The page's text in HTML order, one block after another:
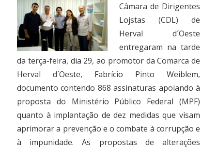
Câmara de Dirigentes
Lojstas (CDL) de
Herval d´Oeste
entregaram na tarde
da terça-feira, dia 29, ao promotor da Comarca de
Herval d´Oeste, Fabrício Pinto Weiblem,
documento contendo 868 assinaturas apoiando à
proposta do Ministério Público Federal (MPF)
quanto à implantação de dez medidas que visam
aprimorar a prevenção e o combate à corrupção e
à impunidade. As propostas de alterações